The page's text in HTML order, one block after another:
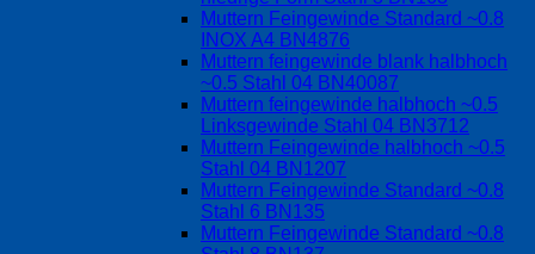
Muttern Feingewinde Standard ~0.8
INOX A4 BN4876
Muttern feingewinde blank halbhoch
~0.5 Stahl 04 BN40087
Muttern feingewinde halbhoch ~0.5
Linksgewinde Stahl 04 BN3712
Muttern Feingewinde halbhoch ~0.5
Stahl 04 BN1207
Muttern Feingewinde Standard ~0.8
Stahl 6 BN135
Muttern Feingewinde Standard ~0.8